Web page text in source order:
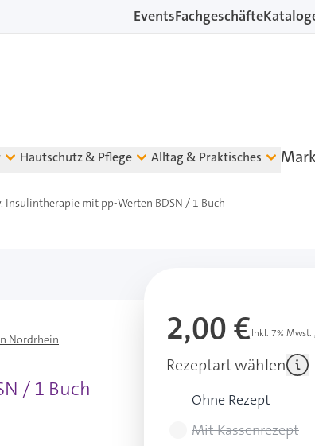
EventsFachgeschäfte
Hautschutz & Pflege Alltag & Praktisches
Insulintherapie mit pp-Werten BDSN / 1 Buch
Nordrhein
/ 1 Buch
2,00 €Inkl. 7% Mwst. ,
Rezeptart wählen
Ohne Rezept
Mit Kassenrezept